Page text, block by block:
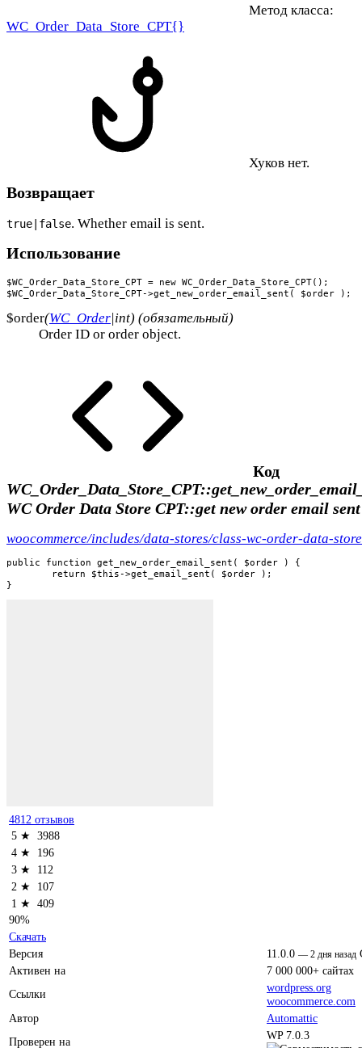
Метод класса:
WC_Order_Data_Store_CPT{}
Хуков нет.
Возвращает
true|false. Whether email is sent.
Использование
$WC_Order_Data_Store_CPT = new WC_Order_Data_Store_CPT();
$WC_Order_Data_Store_CPT->get_new_order_email_sent( $order );
$order(WC_Order|int) (обязательный)
Order ID or order object.
Код
WC Order Data Store CPT::get new order email
woocommerce/includes/data-stores/class-wc-order-data-
public function get_new_order_email_sent( $order ) {
}
4812 отзывов
5 ★ 3988
4 ★
196
3 ★
112
2 ★
107
1 ★ 409
90%
Скачать
Версия
11.0.0 — 2 дня назад
Активен на
7 000 000+ сайтах
Ссылки
wordpress.org
woocommerce.com
Автор
Automattic
Проверен на
WP 7.0.3